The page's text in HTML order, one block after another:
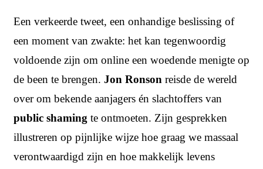
Een verkeerde tweet, een onhandige beslissing of
een moment van zwakte: het kan tegenwoordig
voldoende zijn om online een woedende menigte op
de been te brengen. Jon Ronson reisde de wereld
over om bekende aanjagers én slachtoffers van
public shaming te ontmoeten. Zijn gesprekken
illustreren op pijnlijke wijze hoe graag we massaal
verontwaardigd zijn en hoe makkelijk levens